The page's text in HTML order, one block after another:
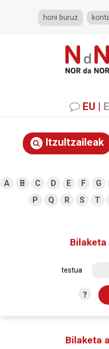
honi buruz
EU |
Itzultzaileak
A B C D E F G
P
Q R S T
Bilaketa
testua
?
Bilaketa